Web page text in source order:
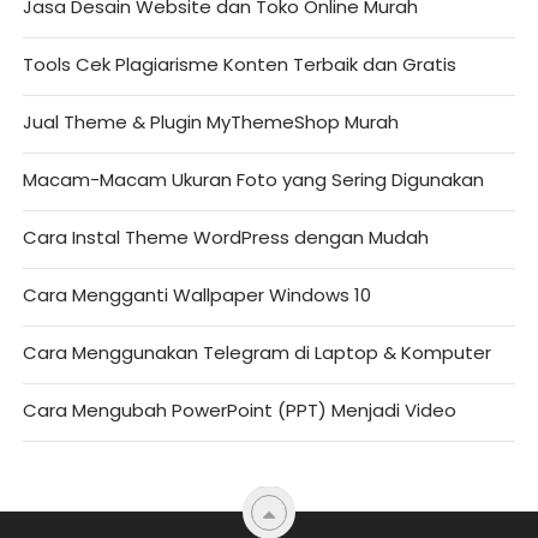
Jasa Desain Website dan Toko Online Murah
Tools Cek Plagiarisme Konten Terbaik dan Gratis
Jual Theme & Plugin MyThemeShop Murah
Macam-Macam Ukuran Foto yang Sering Digunakan
Cara Instal Theme WordPress dengan Mudah
Cara Mengganti Wallpaper Windows 10
Cara Menggunakan Telegram di Laptop & Komputer
Cara Mengubah PowerPoint (PPT) Menjadi Video